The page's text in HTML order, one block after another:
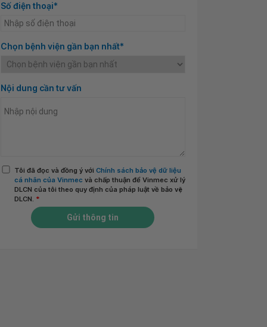
Số điện thoại*
Chọn bệnh viện gần bạn nhất*
Nội dung cần tư vấn
Tôi đã đọc và đồng ý với Chính sách bảo vệ dữ liệu
cá nhân của Vinmec và chấp thuận để Vinmec xử lý
DLCN của tôi theo quy định của pháp luật về bảo vệ
DLCN. *
Gửi thông tin